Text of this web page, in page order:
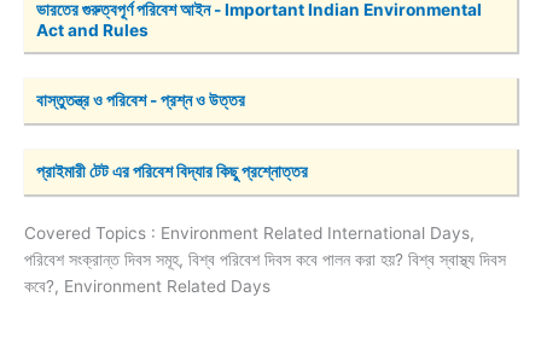
ভারতের গুরুত্বপূর্ণ পরিবেশ আইন - Important Indian Environmental
Act and Rules
বাস্তুতন্ত্র ও পরিবেশ - প্রশ্ন ও উত্তর
প্রাইমারী টেট এর পরিবেশ বিদ্যার কিছু প্রশ্নোত্তর
Covered Topics : Environment Related International Days,
পরিবেশ সংক্রান্ত দিবস সমূহ, বিশ্ব পরিবেশ দিবস কবে পালন করা হয়? বিশ্ব স্বাস্থ্য দিবস
কবে?, Environment Related Days